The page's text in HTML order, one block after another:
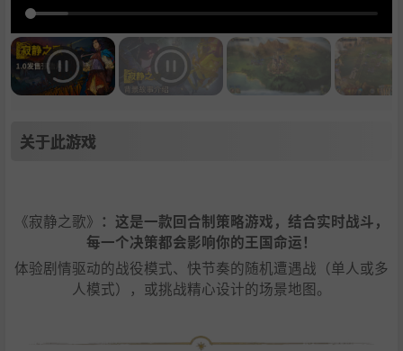
关于此游戏
《寂静之歌》 ：这是一款回合制策略游戏，结合实时战斗，
每一个决策都会影响你的王国命运！
体验剧情驱动的战役模式、快节奏的随机遭遇战（单人或多
人模式），或挑战精心设计的场景地图。